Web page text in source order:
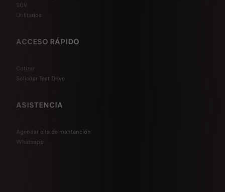
SUV
Utilitarios
ACCESO RÁPIDO
Cotizar
Solicitar Test Drive
ASISTENCIA
Agendar cita de mantención
Whatsapp